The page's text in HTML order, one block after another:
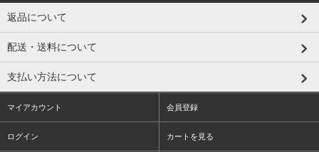
返品について
配送・送料について
支払い方法について
マイアカウント 会員登録
ログイン カートを見る